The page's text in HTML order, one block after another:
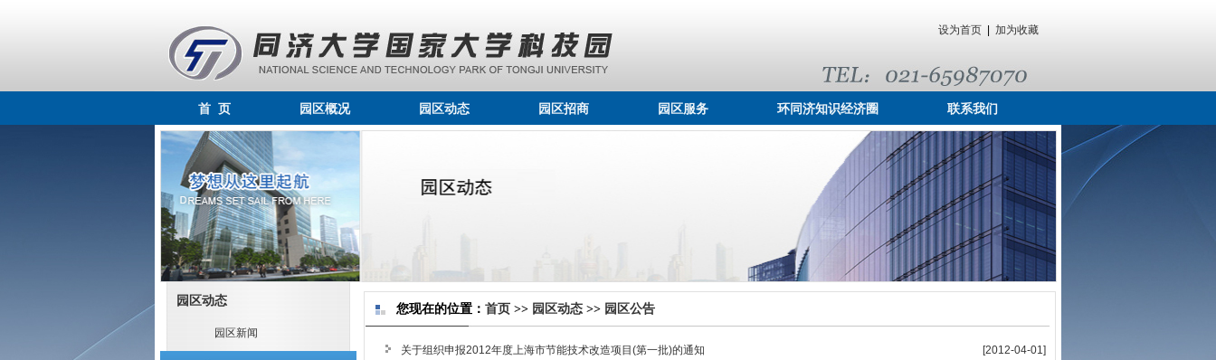
设为首页 加为收藏
首 页 园区概况 园区动态 园区招商 园区服务 环同济知识经济圈 联系我们
园区动态
园区新闻
您现在的位置： 首页 >> 园区动态 >> 园区公告
关于组织申报2012年度上海市节能技术改造项目(第一批)的通知 [2012-04-01]